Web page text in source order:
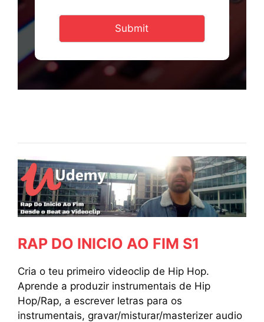
Submit
RAP DO INICIO AO FIM S1
Cria o teu primeiro videoclip de Hip Hop.
Aprende a produzir instrumentais de Hip
Hop/Rap, a escrever letras para os
instrumentais, gravar/misturar/masterizer audio